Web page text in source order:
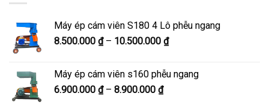
Máy ép cám viên S180 4 Lô phễu ngang
8.500.000 ₫ – 10.500.000 ₫Khoảng
8.500.000 ₫
Máy ép cám viên s160 phễu ngang
6.900.000 ₫ – 8.900.000 ₫Khoảng